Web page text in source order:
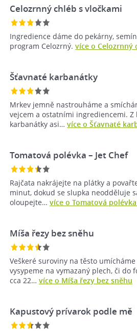
Celozrnný chléb s vločkami
Ingredience dáme do pekárny,
program Celozrný. více o Celozrnný
Šťavnaté karbanátky
Mrkev jemně nastrouháme a
vejcem a ostatními ingrediencemi. Z
karbanátky asi… více o Šťavnaté
Tomatová polévka – Jet Chef
Rajčata nakrájejte na plátky a
minut, dokud se slupka neodděluje
oloupejte… více o Tomatová polévka
Míša řezy bez sněhu
Veškeré suroviny na těsto
vysypeme na vymazaný plech, či do
cca 22… více o Míša řezy bez sněhu
Kapustový prívarok podle mě